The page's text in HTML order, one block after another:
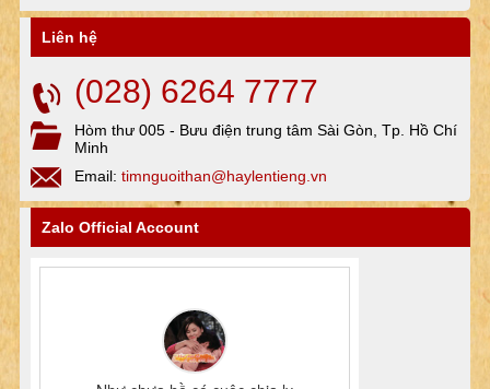
Liên hệ
(028) 6264 7777
Hòm thư 005 - Bưu điện trung tâm Sài Gòn, Tp. Hồ Chí
Minh
Email: timnguoithan@haylentieng.vn
Zalo Official Account